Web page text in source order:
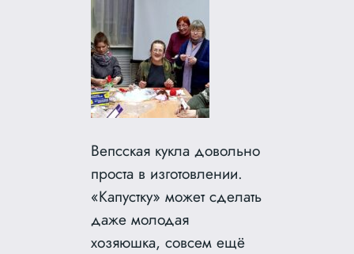
Вепсская кукла довольно
проста в изготовлении.
«Капустку» может сделать
даже молодая
хозяюшка, совсем ещё